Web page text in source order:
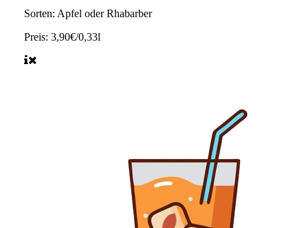
Sorten: Apfel oder Rhabarber
Preis: 3,90€/0,33l